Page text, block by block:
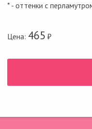
* - оттенки с
Цена: 465 ₽